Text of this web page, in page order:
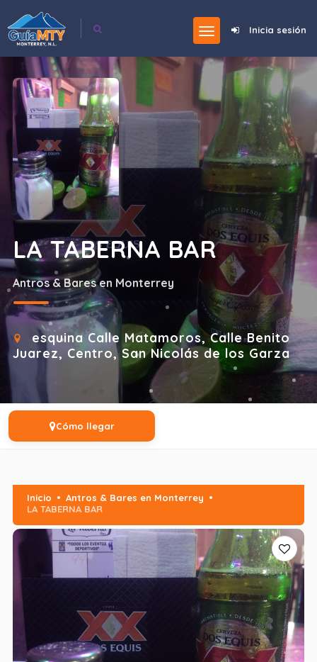
Inicia sesión
LA TABERNA BAR
Antros & Bares en Monterrey
esquina Calle Matamoros, Calle Benito
Juarez, Centro, San Nicolás de los Garza
Cómo llegar
Inicio
Antros & Bares en Monterrey
LA TABERNA BAR